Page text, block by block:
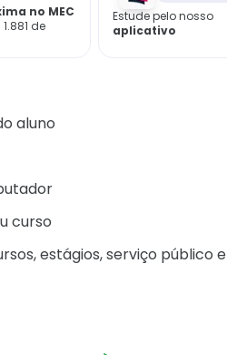
no MEC
de
Estude pelo nosso
aplicativo
aluno
curso
estágios, serviço público e